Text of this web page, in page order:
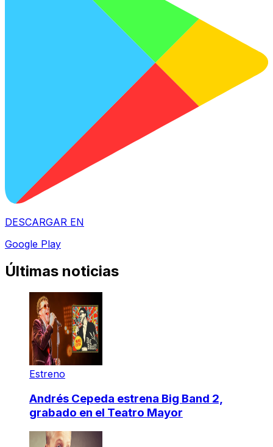
DESCARGAR EN
Google Play
Últimas noticias
Estreno
Andrés Cepeda estrena Big Band 2,
grabado en el Teatro Mayor